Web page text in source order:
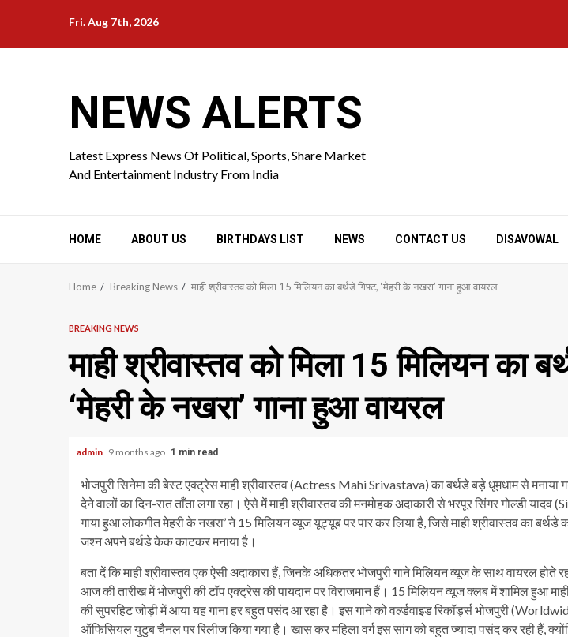
content
Fri. Aug 7th, 2026
NEWS ALERTS
Latest Express News Of Political, Sports, Share Market
And Entertainment Industry From India
HOME ABOUT US BIRTHDAYS LIST NEWS CONTACT US DISAVOWAL
Home Breaking News माही श्रीवास्तव को मिला 15 मिलियन का बर्थडे गिफ्ट, ‘मेहरी के नखरा’ गाना हुआ वायरल
BREAKING NEWS
माही श्रीवास्तव को मिला 15 मिलियन का
‘मेहरी के नखरा’ गाना हुआ वायरल
admin 9 months ago 1 min read
भोजपुरी सिनेमा की बेस्ट एक्ट्रेस माही श्रीवास्तव (Actress Mahi Srivastava) का बर्थडे बड़े धूमधाम से मनाया
देने वालों का दिन-रात ताँता लगा रहा। ऐसे में माही श्रीवास्तव की मनमोहक अदाकारी से भरपूर सिंगर गोल्डी
गाया हुआ लोकगीत मेहरी के नखरा’ ने 15 मिलियन व्यूज यूट्यूब पर पार कर लिया है, जिसे माही श्रीवास्तव का
जश्न अपने बर्थडे केक काटकर मनाया है।
बता दें कि माही श्रीवास्तव एक ऐसी अदाकारा हैं, जिनके अधिकतर भोजपुरी गाने मिलियन व्यूज के साथ वायरल होते
आज की तारीख में भोजपुरी की टॉप एक्ट्रेस की पायदान पर विराजमान हैं। 15 मिलियन व्यूज क्लब में शामिल हुआ
की सुपरहिट जोड़ी में आया यह गाना हर बहुत पसंद आ रहा है। इस गाने को वर्ल्डवाइड रिकॉर्ड्स भोजपुरी
ऑफिसियल युटुब चैनल पर रिलीज किया गया है। खास कर महिला वर्ग इस सांग को बहुत ज्यादा पसंद कर रही हैं,